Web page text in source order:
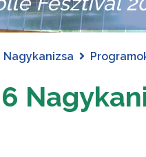
Nagykanizsa